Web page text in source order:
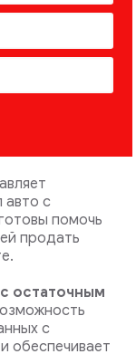
авто с
помочь
продать
остаточным
с
обеспечивает